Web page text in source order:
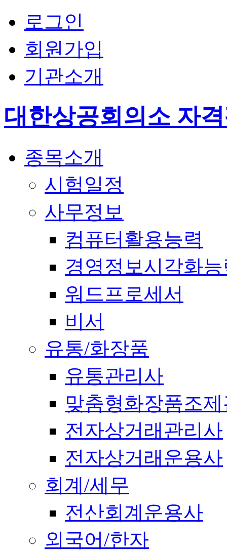
로그인
회원가입
기관소개
대한상공회의소 자
종목소개
시험일정
사무정보
컴퓨터활용능력
경영정보시각화
워드프로세서
비서
유통/화장품
유통관리사
맞춤형화장품조
전자상거래관리사
전자상거래운용사
회계/세무
전산회계운용사
외국어/한자